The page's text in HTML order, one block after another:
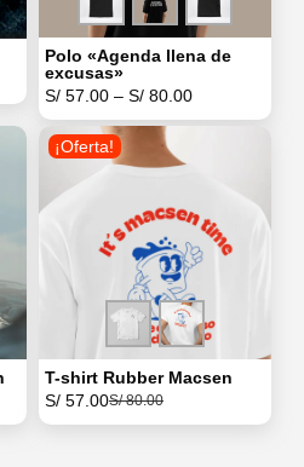
Polo «Agenda llena de
excusas»
S/ 57.00 – S/ 80.00
¡Oferta!
T-shirt Rubber Macsen
S/80.00
S/ 57.00